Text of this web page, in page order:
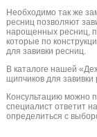
Необходимо так же
ресниц позволяют
нарощенных ресниц,
которые по
для завивки ресниц.
В каталоге нашей
щипчиков для завивки
Консультацию можно
специалист ответит
определиться с